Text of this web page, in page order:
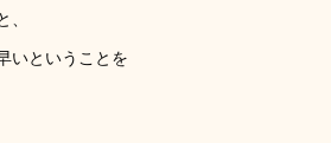
いということを